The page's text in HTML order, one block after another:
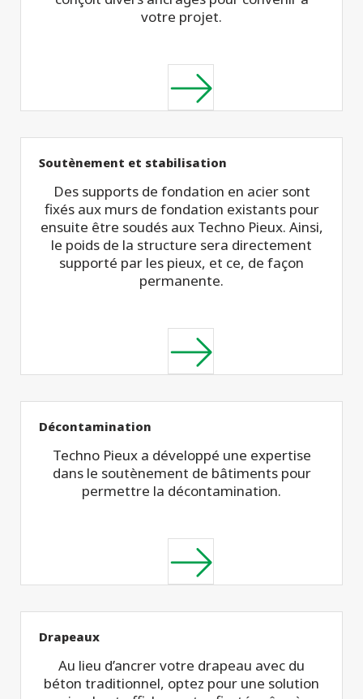
votre projet.
Soutènement et stabilisation
Des supports de fondation en acier sont
fixés aux murs de fondation existants pour
ensuite être soudés aux Techno Pieux. Ainsi,
le poids de la structure sera directement
supporté par les pieux, et ce, de façon
permanente.
Décontamination
Techno Pieux a développé une expertise
dans le soutènement de bâtiments pour
permettre la décontamination.
Drapeaux
Au lieu d’ancrer votre drapeau avec du
béton traditionnel, optez pour une solution